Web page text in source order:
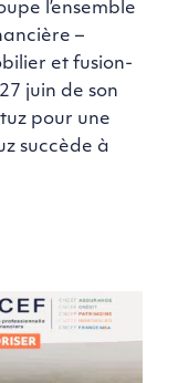
l’ensemble
–
et fusion-
juin de son
pour une
succède à